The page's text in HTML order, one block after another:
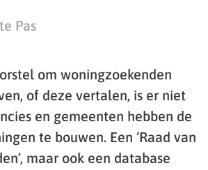
Pas
om woningzoekenden
of deze vertalen, is er niet
en gemeenten hebben de
te bouwen. Een ‘Raad van
maar ook een database